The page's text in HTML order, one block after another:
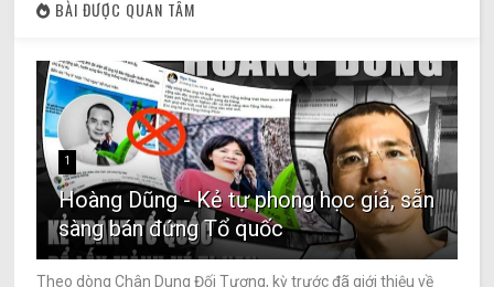
BÀI ĐƯỢC QUAN TÂM
1
Hoàng Dũng - Kẻ tự phong học giả, sẵn
sàng bán đứng Tổ quốc
Theo dòng Chân Dung Đối Tượng, kỳ trước đã giới thiệu về